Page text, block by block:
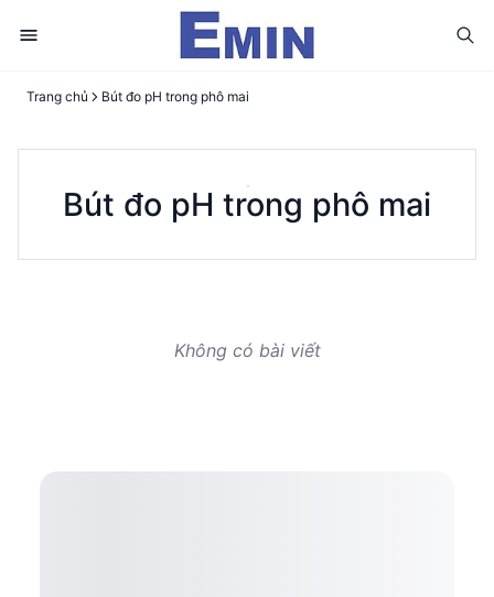
Trang chủ Bút đo pH trong phô mai
Bút đo pH trong phô mai
Không có bài viết